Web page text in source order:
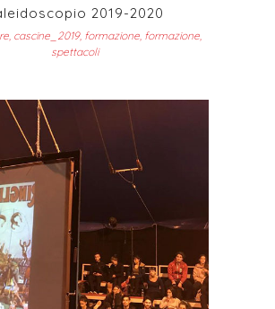
2019-2020
cascine_2019, formazione, formazione,
spettacoli